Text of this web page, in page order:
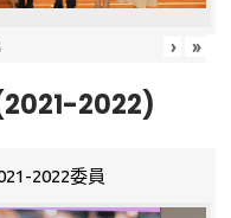
› »
2022)
2022委員